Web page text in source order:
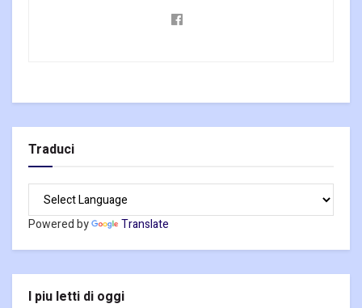
Traduci
Powered by Translate
I piu letti di oggi